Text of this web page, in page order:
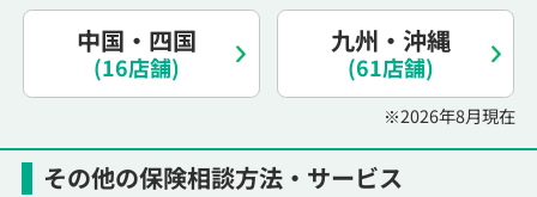
（オンライン保険相談専用）
0120-987-110
平日 / 土日祝日 10:00〜17:00（通話無料）
翌営業日のご連絡となります
その他の保険相談方法・サービス
中国・四国
(16店舗)
九州・沖縄
(61店舗)
※2026年8月現在